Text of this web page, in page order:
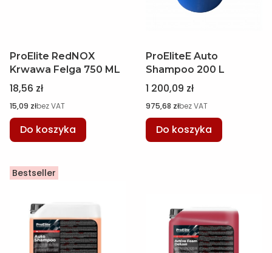
ProElite RedNOX
Krwawa Felga 750 ML
Cena
18,56 zł
Cena
15,09 złbez VAT
Do koszyka
ProEliteE Auto
Shampoo 200 L
Cena
1 200,09 zł
Cena
975,68 złbez VAT
Do koszyka
Bestseller